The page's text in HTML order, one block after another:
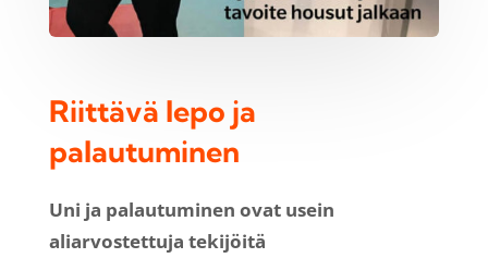
Riittävä lepo ja
palautuminen
Uni ja palautuminen ovat usein
aliarvostettuja tekijöitä